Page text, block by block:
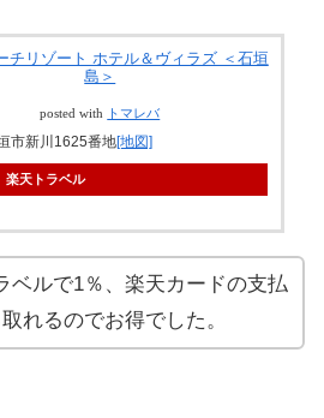
チリゾート ホテル＆ヴィラズ ＜石垣
島＞
posted with トマレバ
市新川1625番地[地図]
楽天トラベル
ベルで1％、楽天カードの支払
れるのでお得でした。